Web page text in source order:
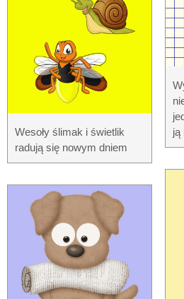
Wesoły ślimak i świetlik
radują się nowym dniem
ją